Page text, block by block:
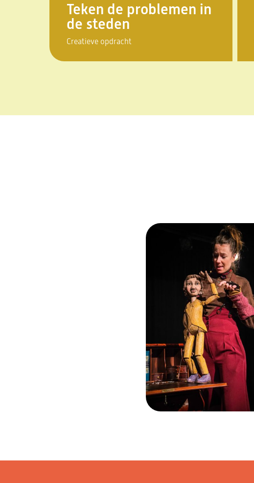
Teken de problemen in
de steden
Creatieve opdracht